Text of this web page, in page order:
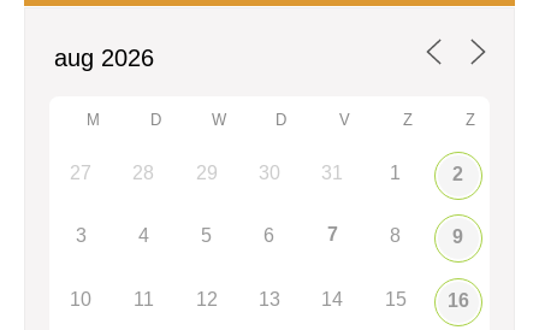
M D W D V Z Z
27 28 29 30 31 1 2
3 4 5 6 7 8 9
10 11 12 13 14 15 16